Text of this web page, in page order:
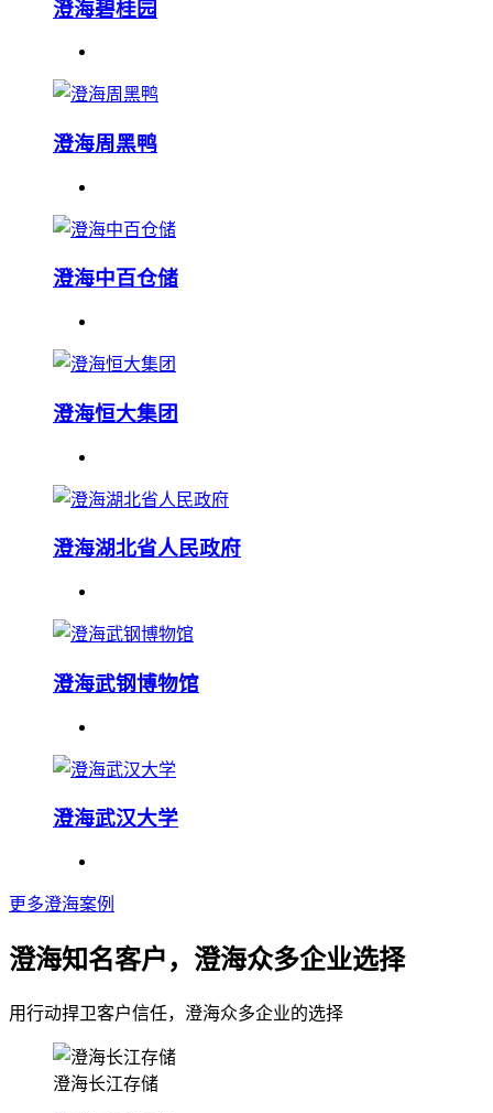
澄海碧桂园
澄海周黑鸭
澄海中百仓储
澄海恒大集团
澄海湖北省人民政府
澄海武钢博物馆
澄海武汉大学
更多澄海案例
澄海知名客户，澄海众多企业选择
用行动捍卫客户信任，澄海众多企业的选择
澄海长江存储